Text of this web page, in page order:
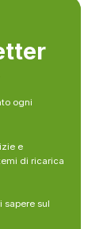
ogni
e
di ricarica
sapere sul